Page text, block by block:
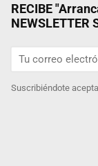
RECIBE
NEWSLETTER
Suscribiéndote